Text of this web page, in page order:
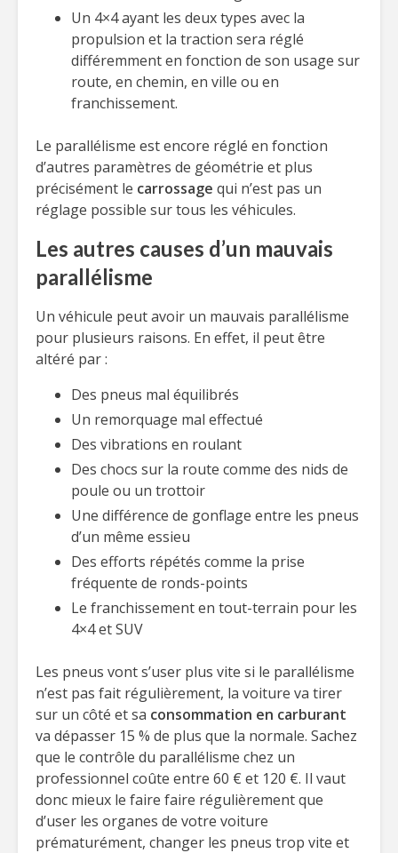
Un 4×4 ayant les deux types avec la
propulsion et la traction sera réglé
différemment en fonction de son usage sur
route, en chemin, en ville ou en
franchissement.
Le parallélisme est encore réglé en fonction
d’autres paramètres de géométrie et plus
précisément le carrossage qui n’est pas un
réglage possible sur tous les véhicules.
Les autres causes d’un mauvais
parallélisme
Un véhicule peut avoir un mauvais parallélisme
pour plusieurs raisons. En effet, il peut être
altéré par :
Des pneus mal équilibrés
Un remorquage mal effectué
Des vibrations en roulant
Des chocs sur la route comme des nids de
poule ou un trottoir
Une différence de gonflage entre les pneus
d’un même essieu
Des efforts répétés comme la prise
fréquente de ronds-points
Le franchissement en tout-terrain pour les
4×4 et SUV
Les pneus vont s’user plus vite si le parallélisme
n’est pas fait régulièrement, la voiture va tirer
sur un côté et sa consommation en carburant
va dépasser 15 % de plus que la normale. Sachez
que le contrôle du parallélisme chez un
professionnel coûte entre 60 € et 120 €. Il vaut
donc mieux le faire faire régulièrement que
d’user les organes de votre voiture
prématurément, changer les pneus trop vite et